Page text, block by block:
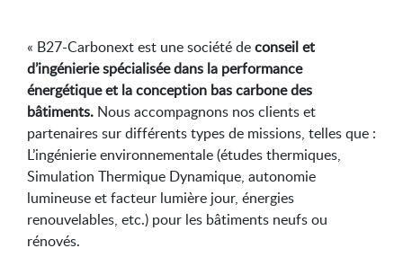
« B27-Carbonext est une société deconseil et
d’ingénierie spécialisée dans la performance
énergétique et la conception bas carbone des
bâtiments. Nous accompagnons nos clients et
partenaires sur différents types de missions, telles que :
L’ingénierie environnementale (études thermiques,
Simulation Thermique Dynamique, autonomie
lumineuse et facteur lumière jour, énergies
renouvelables, etc.) pour les bâtiments neufs ou
rénovés.